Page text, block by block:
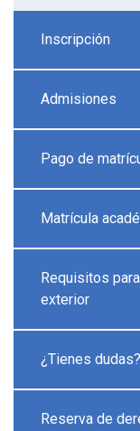
Inscripción
Admisiones
Pago de
Matrícula
Requisitos
exterior
¿Tienes dudas?
Reserva de